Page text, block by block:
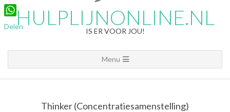
HULPLIJNONLINE.NL
IS ER VOOR JOU!
Navigation
Menu
Menu
Thinker (Concentratiesamenstelling)
LinkedIn
WhatsApp
Delen